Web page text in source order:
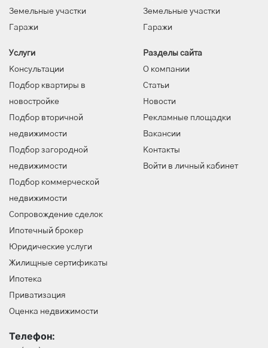
Земельные участки
Гаражи
Земельные участки
Гаражи
Услуги
Консультации
Подбор квартиры в
новостройке
Подбор вторичной
недвижимости
Подбор загородной
недвижимости
Подбор коммерческой
недвижимости
Сопровождение сделок
Ипотечный брокер
Юридические услуги
Жилищные сертификаты
Ипотека
Приватизация
Оценка недвижимости
Разделы сайта
О компании
Статьи
Новости
Рекламные площадки
Вакансии
Контакты
Войти в личный кабинет
Телефон: